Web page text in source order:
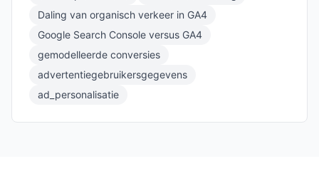
Daling van organisch verkeer in GA4
Google Search Console versus GA4
gemodelleerde conversies
advertentiegebruikersgegevens
ad_personalisatie